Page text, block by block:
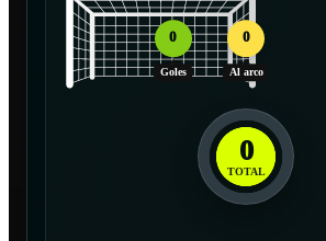
0
Goles
0
Al arco
0
TOTAL